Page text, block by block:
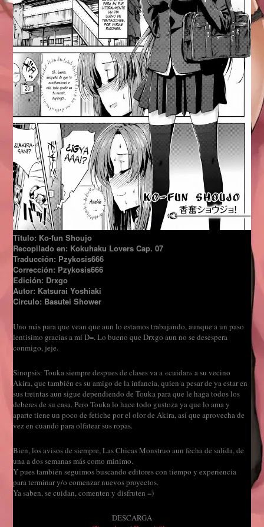
Título: Ko-fun Shoujo
Recopilado en: Kokuhaku Lovers Cap. 07
Traducción: Pzykosis666
Corrección: Pzykosis666
Edición: Drxgo
Autor: Katsurai Yoshiaki
Circulo: Basutei Shower
Uno más para que vean que aun lo estamos trabajando, aunque a un paso
lentisimo gracias a mí D=. Lo bueno que Drxgo aun no se desespera
conmigo, jeje.
Sinopsis: Touka siempre despues de clases va a «cuidar» a su vecino
Akira, que también es su amigo de la infancia, quien a pesar de ya estar en
sus treintas aun sigue dependiendo de Touka para que le haga todos los
deberes de su casa. Pero Touka lo hace todo gustoza ya que lo ama y
aparte tiene un poco de fetiche por el olor de Akira, así que aprovecha de
vez en cuando para olfatear sus ropas.
Bien, los avisos de siempre, Las Chicas Monstruo aun fecha de salida, de
una a dos semanas más como minimo.
Y pues también seguimos buscando editores con tiempo y experiencia
para terminar y/o comenzar nuevos proyectos.
Ya saben, se cuidan, comenten y disfruten =)
DESCARGA